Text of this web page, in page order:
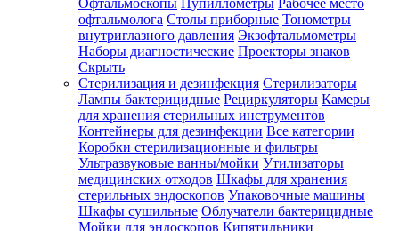
Офтальмоскопы Пупиллометры Рабочее место
офтальмолога Столы приборные Тонометры
внутриглазного давления Экзофтальмометры
Наборы диагностические Проекторы знаков
Скрыть
Стерилизация и дезинфекция Стерилизаторы
Лампы бактерицидные Рециркуляторы Камеры
для хранения стерильных инструментов
Контейнеры для дезинфекции Все категории
Коробки стерилизационные и фильтры
Ультразвуковые ванны/мойки Утилизаторы
медицинских отходов Шкафы для хранения
стерильных эндоскопов Упаковочные машины
Шкафы сушильные Облучатели бактерицидные
Мойки для эндоскопов Кипятильники